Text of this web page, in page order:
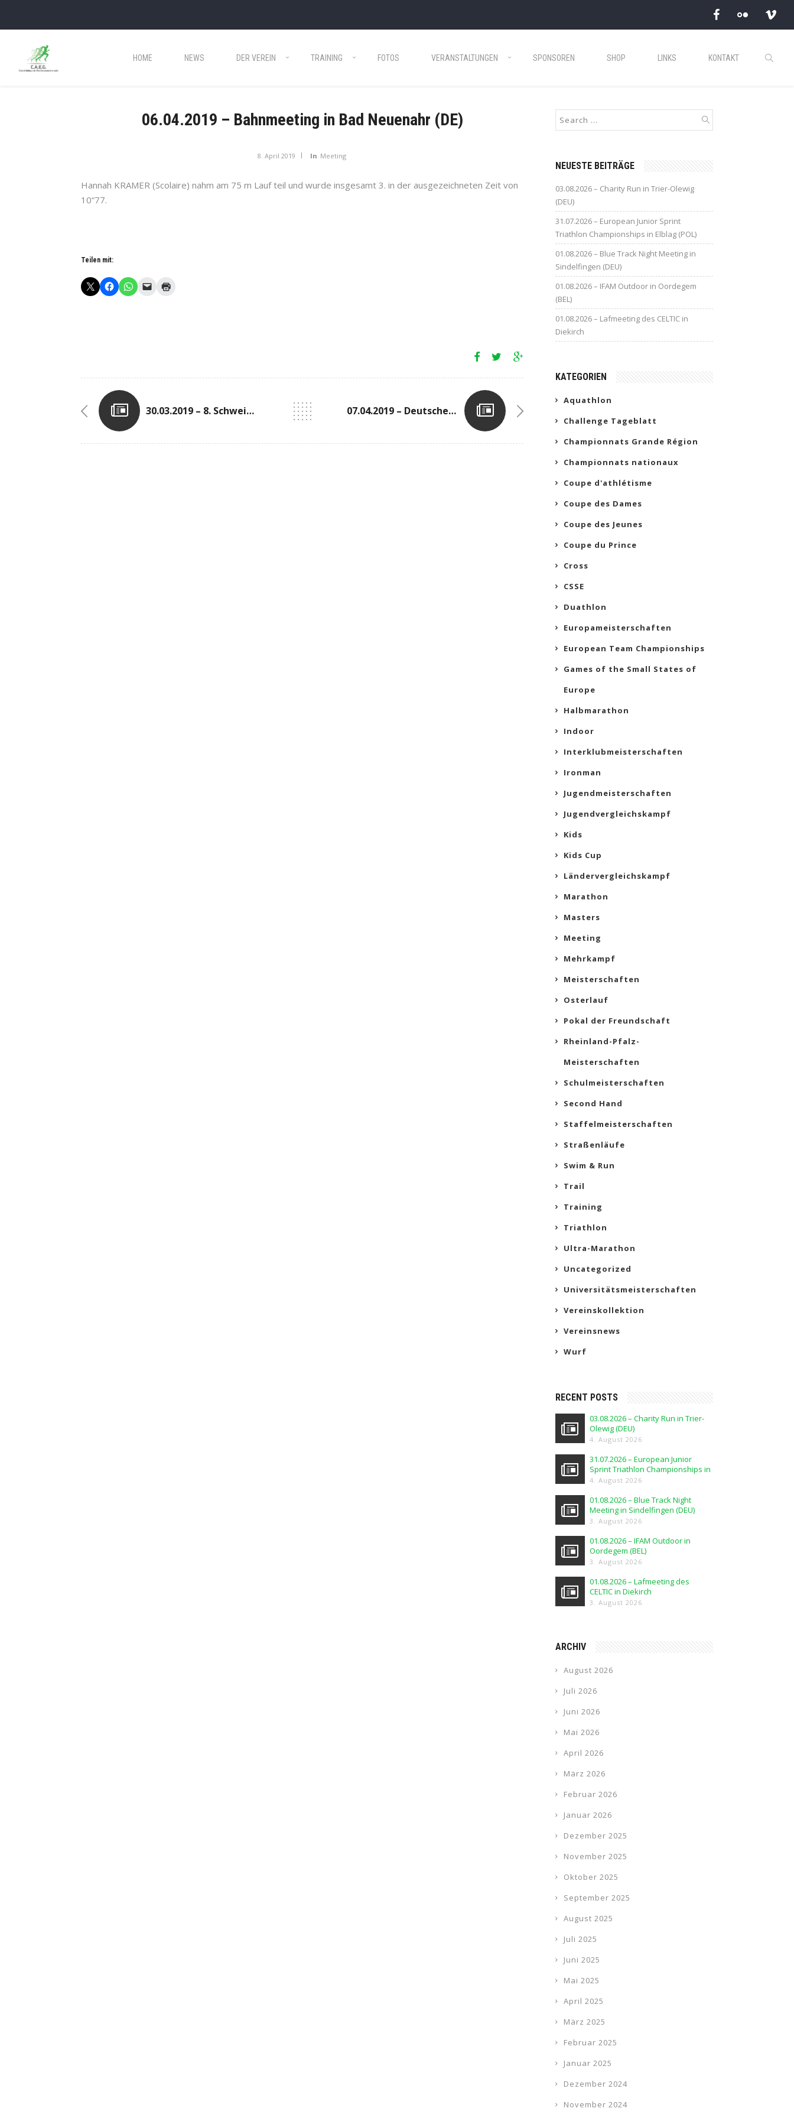
HOME NEWS DER VEREIN TRAINING FOTOS VERANSTALTUNGEN SPONSOREN SHOP LINKS KONTAKT
06.04.2019 – Bahnmeeting in Bad Neuenahr (DE)
8. April 2019 In Meeting
Hannah KRAMER (Scolaire) nahm am 75 m Lauf teil und wurde insgesamt 3. in der ausgezeichneten Zeit von
10“77.
Teilen mit:
30.03.2019 – 8. Schweicher Fährturmlauf (DE) 07.04.2019 – Deutsche Post Marathon In Bonn (DE)
NEUESTE BEITRÄGE
03.08.2026 – Charity Run in Trier-Olewig
(DEU)
31.07.2026 – European Junior Sprint
Triathlon Championships in Elblag (POL)
01.08.2026 – Blue Track Night Meeting in
Sindelfingen (DEU)
01.08.2026 – IFAM Outdoor in Oordegem
(BEL)
01.08.2026 – Lafmeeting des CELTIC in
Diekirch
KATEGORIEN
Aquathlon
Challenge Tageblatt
Championnats Grande Région
Championnats nationaux
Coupe d'athlétisme
Coupe des Dames
Coupe des Jeunes
Coupe du Prince
Cross
CSSE
Duathlon
Europameisterschaften
European Team Championships
Games of the Small States of
Europe
Halbmarathon
Indoor
Interklubmeisterschaften
Ironman
Jugendmeisterschaften
Jugendvergleichskampf
Kids
Kids Cup
Ländervergleichskampf
Marathon
Masters
Meeting
Mehrkampf
Meisterschaften
Osterlauf
Pokal der Freundschaft
Rheinland-Pfalz-
Meisterschaften
Schulmeisterschaften
Second Hand
Staffelmeisterschaften
Straßenläufe
Swim & Run
Trail
Training
Triathlon
Ultra-Marathon
Uncategorized
Universitätsmeisterschaften
Vereinskollektion
Vereinsnews
Wurf
RECENT POSTS
03.08.2026 – Charity Run in Trier-
Olewig (DEU)
4. August 2026
31.07.2026 – European Junior
Sprint Triathlon Championships in
Elblag (POL)
4. August 2026
01.08.2026 – Blue Track Night
Meeting in Sindelfingen (DEU)
3. August 2026
01.08.2026 – IFAM Outdoor in
Oordegem (BEL)
3. August 2026
01.08.2026 – Lafmeeting des
CELTIC in Diekirch
3. August 2026
ARCHIV
August 2026
Juli 2026
Juni 2026
Mai 2026
April 2026
März 2026
Februar 2026
Januar 2026
Dezember 2025
November 2025
Oktober 2025
September 2025
August 2025
Juli 2025
Juni 2025
Mai 2025
April 2025
März 2025
Februar 2025
Januar 2025
Dezember 2024
November 2024